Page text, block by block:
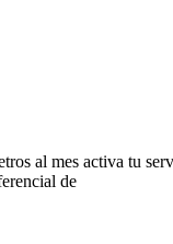
al mes activa tu
de